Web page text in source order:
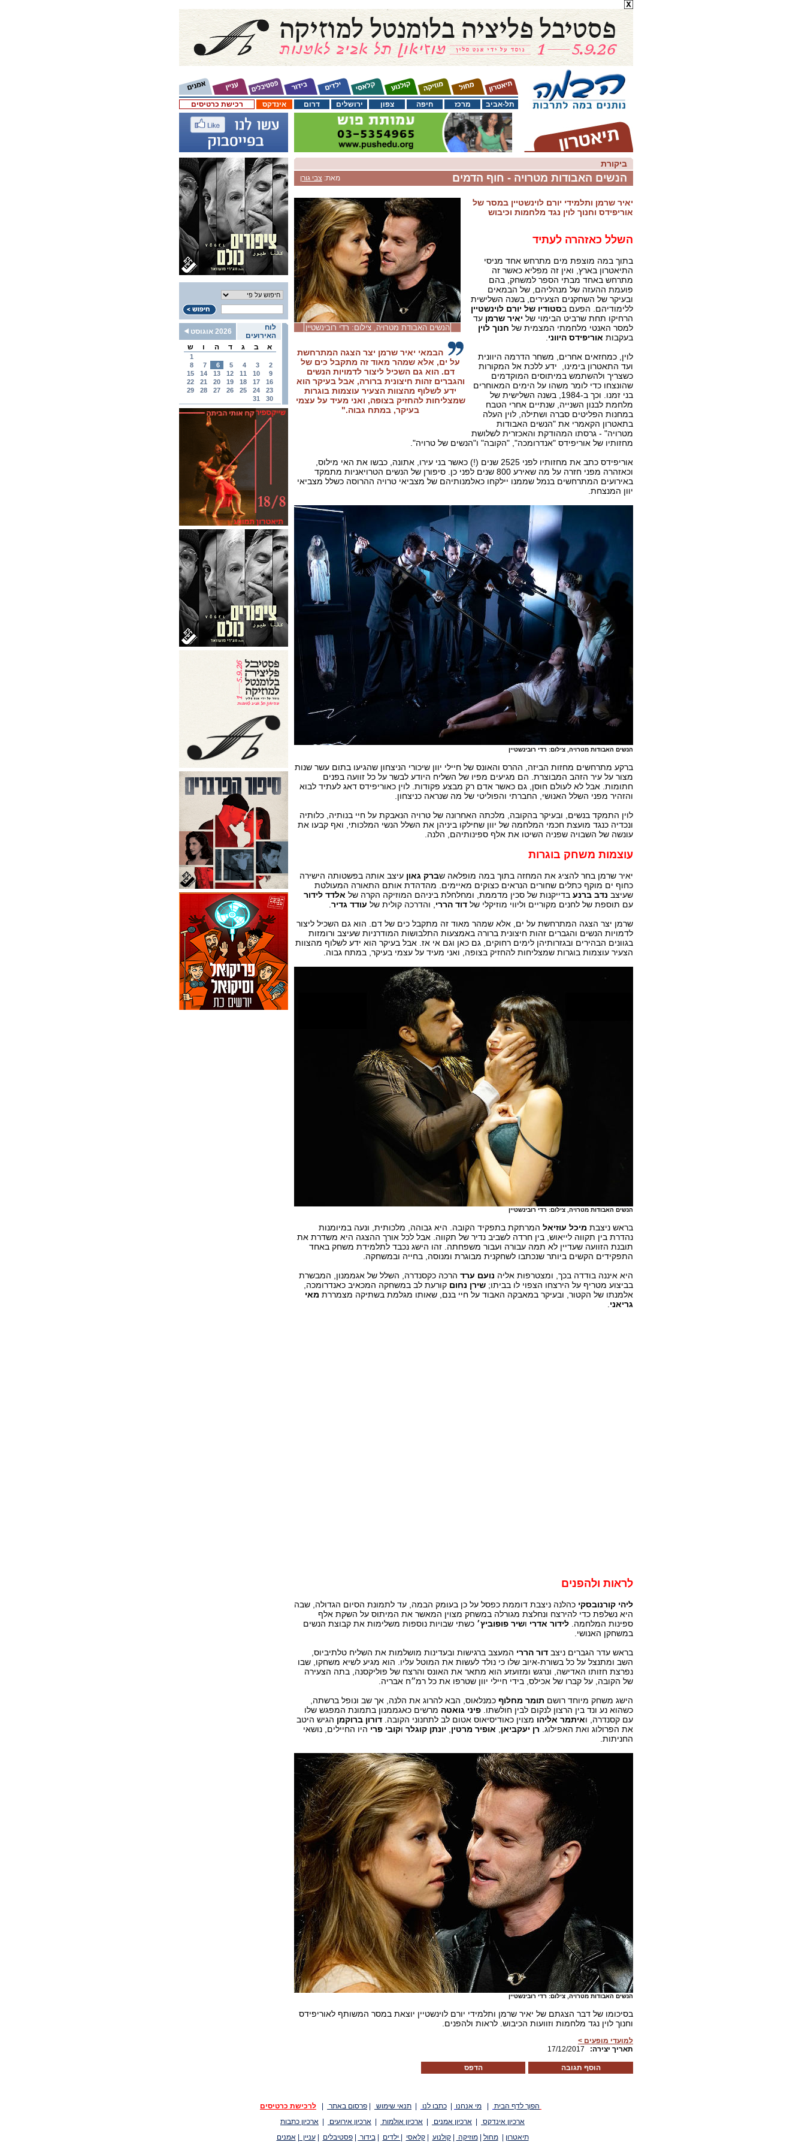
רכישת כרטיסים אינדקס דרום ירושלים צפון חיפה מרכז תל-אביב
לוח
האירועים
2026 אוגוסט
א
ב ג ד ה ו ש
1
2
3
4
5
6
7
8
9
10
11
12
13
14
15
16
17
18
19
20
21
22
23
24
25
26
27
28
29
30
31
ביקורת
מאת: צבי גורן הנשים האבודות מטרויה - חוף הדמים
הנשים האבודת מטרויה, צילום: רדי רובינשטיין
הבמאי יאיר שרמן יצר הצגה המתרחשת
על ים, אלא שמהר מאוד זה מתקבל כים של
דם. הוא גם השכיל ליצור לדמויות הנשים
והגברים זהות חיצונית ברורה, אבל בעיקר הוא
ידע לשלוף מהצוות הצעיר עוצמות בוגרות
שמצליחות להחזיק בצופה, ואני מעיד על עצמי
בעיקר, במתח גבוה."
יאיר שרמן ותלמידי יורם לוינשטיין במסר של
אוריפידס וחנוך לוין נגד מלחמות וכיבוש
השלל כאזהרה לעתיד
בתוך במה מוצפת מים מתרחש אחד מניסי
התיאטרון בארץ, ואין זה מפליא כאשר זה
מתרחש באחד מבתי הספר למשחק, בהם
פועמת ההעזה של מנהליהם, של הבמאים
ובעיקר של השחקנים הצעירים, בשנה השלישית
ללימודיהם. הפעם בסטודיו של יורם לוינשטיין
הרחיקו תחת שרביט הבימוי של יאיר שרמן עד
למסר האנטי מלחמתי המצמית של חנוך לוין
בעקבות אוריפידס היווני
לוין, כמחזאים אחרים, משחר הדרמה היוונית
ועד התאטרון בימינו, ידע ללכת אל המקורות
כשצריך ולהשתמש במיתוסים המוקדמים
שהונצחו כדי לומר משהו על הימים המאוחרים
בני זמנו. וכך ב-1984, בשנה השלישית של
מלחמת לבנון השנייה, שנתיים אחרי הטבח
במחנות הפליטים סברה ושתילה, לוין העלה
בתאטרון הקאמרי את "הנשים האבודות
מטרויה" - גרסתו המהודקת והאכזרית לשלושת
מחזותיו של אוריפידס "אנדרומכה", "הקובה" ו"הנשים של טרויה".
אוריפידס כתב את מחזותיו לפני 2525 שנים (!) כאשר בני עירו, אתונה, כבשו את האי מילוס,
וכאזהרה מפני חזרה על מה שאירע 800 שנים לפני כן. סיפורן של הנשים הטרויאניות מתמקד
באירועים המתרחשים בנמל שממנו יילקחו כאלמנותיהם של מצביאי טרויה ההרוסה כשלל מצביאי
יוון המנצחת.
הנשים האבודות מטרויה, צילום: רדי רובינשטיין
ברקע מתרחשים מחזות הביזה, ההרס והאונס של חיילי יוון שיכורי הניצחון שהגיעו בתום עשר שנות
מצור על עיר הזהב המבוצרת. הם מגיעים מפיו של השליח היודע לבשר על כל זוועה בפנים
חתומות. אבל לא לעולם חוסן, גם כאשר אדם רק מבצע פקודות. לוין כאוריפידס דאג לעתיד לבוא
והזהיר מפני השלל האנושי, החברתי והפוליטי של מה שנראה כניצחון.
לוין התמקד בנשים, ובעיקר בהקובה, מלכתה האחרונה של טרויה הנאבקת על חיי בנותיה, כלותיה
ונכדיה כנגד מועצת חכמי המלחמה של יוון שחילקו ביניהן את השלל הנשי המלכותי, ואף קבעו את
עונשה של השבויה שפניה השיטו את אלף ספינותיהם, הלנה.
עוצמות משחק בוגרות
יאיר שרמן בחר להציג את המחזה בתוך במה מופלאה שברק גאון עיצב אותה בפשטותה הישירה
כחוף ים מוקף כתלים שחורים הנראים כצוקים מאיימים. מהדהדת אותם התאורה המעולטת
שעיצב נדב ברנע בדייקנות של סכין מדממת, ומחלחלת ביניהם המוזיקה הקרה של אלדד לידור
עם תוספת של לחנים מקוריים וליווי מוזיקלי של דוד הררי , והדרכה קולית של עודד גדיר
שרמן יצר הצגה המתרחשת על ים, אלא שמהר מאוד זה מתקבל כים של דם. הוא גם השכיל ליצור
לדמויות הנשים והגברים זהות חיצונית ברורה באמצעות התלבושות המודרניות שעיצב ורומזות
בגוונים הבהירים ובגזרותיהן לימים רחוקים, גם כאן וגם אי אז. אבל בעיקר הוא ידע לשלוף מהצוות
הצעיר עוצמות בוגרות שמצליחות להחזיק בצופה, ואני מעיד על עצמי בעיקר, במתח גבוה.
הנשים האבודות מטרויה, צילום: רדי רובינשטיין
בראש ניצבת מיכל עוזיאל המרתקת בתפקיד הקובה. היא גבוהה, מלכותית, ונעה במיומנות
נהדרת בין תקווה לייאוש, בין חרדה לשביב נדיר של תקווה. אבל לכל אורך ההצגה היא משדרת את
תובנת הזוועה שעדיין לא תמה עבורה ועבור משפחתה. זהו הישג נכבד לתלמידת משחק באחד
התפקידים הקשים ביותר שנכתבו לשחקנית מבוגרת ומנוסה, בחייה ובמשחקה.
היא איננה בודדה בכך, ומצטרפות אליה נועם ערד הרכה כקסנדרה, השלל של אגממנון, המבשרת
בביצוע מטריף על הירצחו הצפוי לו בביתו; שירן נחום קורעת לב במשחקה המכאיב כאנדרומכה,
אלמנתו של הקטור, ובעיקר במאבקה האבוד על חיי בנם, שאותו מגלמת בשתיקה מצמררת מאי
גריאני
לראות ולהפנים
ליהי קורנובסקי כהלנה ניצבת דוממת כפסל על כן בעומק הבמה, עד לתמונת הסיום הגדולה, שבה
היא נשלפת כדי להירצח ונחלצת מגורלה במשחק מצוין המאשר את המיתוס על השקת אלף
ספינות המלחמה. לידור אדרי ושיר פופוביץ׳ כשתי שבויות נוספות משלימות את קבוצת הנשים
במשחקן האנושי.
בראש עדר הגברים ניצב דור הררי המעצב ברגישות ובעדינות מושלמות את השליח טלתיביוס,
השב ומתנצל על כל בשורת-איוב שלו כי נולד לעשות את המוטל עליו. הוא מגיע לשיא משחקו, שבו
נפרצת חזותו האדישה, ונרגש ומזועזע הוא מתאר את האונס והרצח של פוליקסנה, בתה הצעירה
של הקובה, על קברו של אכילס, בידי חיילי יוון שטרפו את כל רמ״ח אבריה.
הישג משחק מיוחד רושם תומר מחלוף כמנלאוס, הבא להרוג את הלנה, אך שב ונופל ברשתה,
כשהוא נע ונד בין הרצון לנקום לבין חולשתו. פיני גואטה מרשים כאגממנון בתמונת המפגש שלו
עם קסנדרה, ואיתמר אליהו מצוין כאודיסיאוס אטום לב לתחנוני הקובה. דורון ברוקמן הגיש היטב
את הפרולוג ואת האפילוג. רן יעקביאן אופיר מרטין יונתן קוגלר וקובי פרי היו החיילים, נושאי
החניתות.
הנשים האבודות מטרויה, צילום: רדי רובינשטיין
בסיכומו של דבר הצגתם של יאיר שרמן ותלמידי יורם לוינשטיין יוצאת במסר המשותף לאוריפידס
וחנוך לוין נגד מלחמות וזוועות הכיבוש. לראות ולהפנים.
למועדי מופעים >
17/12/2017
:תאריך יצירה
הדפס הוסף תגובה
הפוך לדף הבית מי אנחנו כתבו לנו תנאי שימוש פרסום באתר
לרכישת כרטיסים
ארכיון אינדקס
ארכיון אמנים ארכיון אולמות ארכיון אירועים
ארכיון כתבות
תיאטרון
|מחול |מוזיקה |קולנוע |קלאסי ילדים |בידור |פסטיבלים |עניין |אמנים